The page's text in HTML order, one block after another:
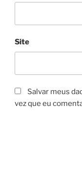
Site
Salvar meus
vez que eu